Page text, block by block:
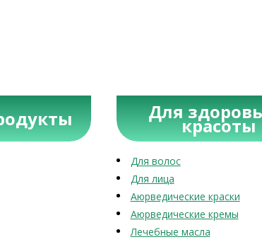
Для
красоты
Для волос
Для лица
Аюрведические краски
Аюрведические кремы
Лечебные масла